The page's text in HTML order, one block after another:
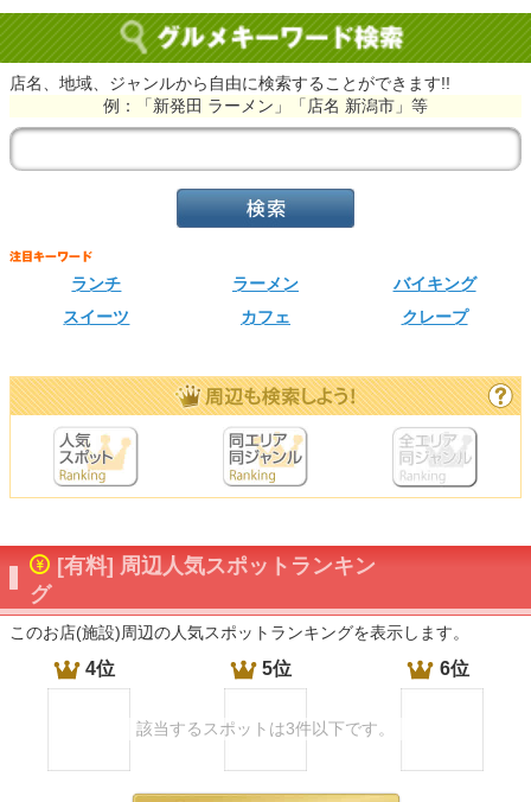
店名、地域、ジャンルから自由に検索することができます!!
例：「新発田 ラーメン」「店名 新潟市」等
ランチ ラーメン
バイキング
スイーツ
カフェ クレープ
[有料] 周辺人気スポットランキン
グ
このお店(施設)周辺の人気スポットランキングを表示します。
4位 5位 6位
該当するスポットは3件以下です。